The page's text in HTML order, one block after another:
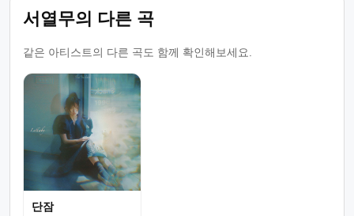
서열무의 다른 곡
같은 아티스트의 다른 곡도 함께 확인해보세요.
단잠